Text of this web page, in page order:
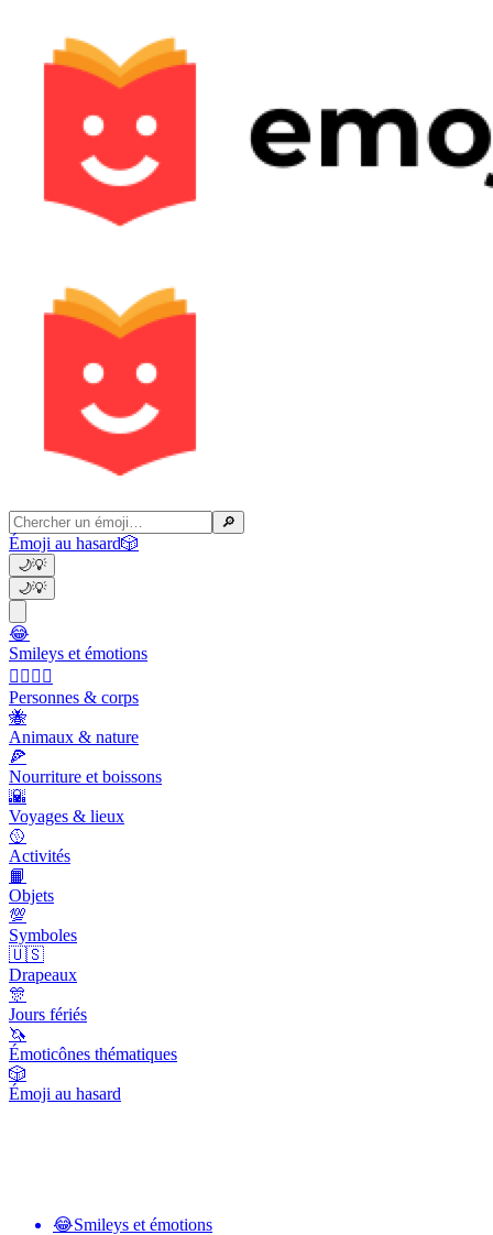
🔎
Émoji au hasard🎲
🌙💡
🌙💡
😂
Smileys et émotions
👩‍❤️‍💋‍👨
Personnes & corps
🐝
Animaux & nature
🍕
Nourriture et boissons
🌇
Voyages & lieux
🥎
Activités
📙
Objets
💯
Symboles
🇺🇸
Drapeaux
🎊
Jours fériés
🦄
Émoticônes thématiques
🎲
Émoji au hasard
😂Smileys et émotions